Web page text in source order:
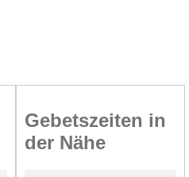
Gebetszeiten in
der Nähe